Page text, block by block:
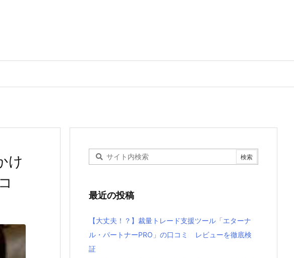
け
最近の投稿
【大丈夫！？】裁量トレード支援ツール「エターナ
ル・パートナーPRO」の口コミ レビューを徹底検
証